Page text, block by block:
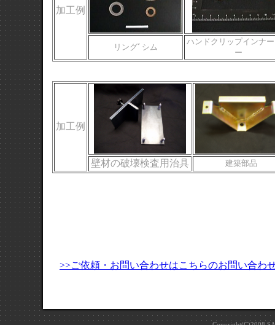
加工例
リングﾞシム
ハンドクリップインナ
ー
加工例
壁材の破壊検査用治具 建築部品
>>ご依頼・お問い合わせはこちらのお問い合わ